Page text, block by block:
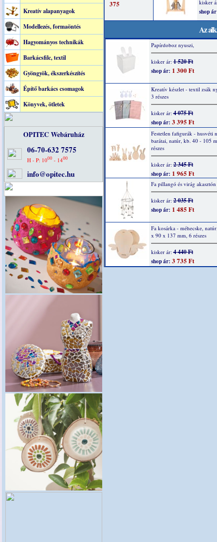
Kreatív alapanyagok
Modellezés, formaöntés
Hagyományos technikák
Barkácsfilc, textil
Gyöngyök, ékszerkészítés
Építő barkács csomagok
Könyvek, ötletek
OPITEC Webáruház
06-70-632 7575
H - P: 1000 - 1400
info@opitec.hu
Az
Papírdoboz nyuszi,
kisker ár:1 520 Ft
shop ár: 1 300 Ft
Kreatív készlet - textil zsák
3 részes
kisker ár:4 075 Ft
shop ár: 3 395 Ft
Festetlen fafigurák - husvéti
barátai, natúr, kb. 40 - 105
részes
kisker ár:2 345 Ft
shop ár: 1 965 Ft
Fa pillangó és virág akasztón
kisker ár:2 035 Ft
shop ár: 1 485 Ft
Fa kosárka - méhecske,
x 90 x 137 mm, 6 részes
kisker ár:4 440 Ft
shop ár: 3 735 Ft